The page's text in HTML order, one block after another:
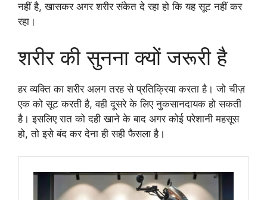
नहीं है, खासकर अगर शरीर संकेत दे रहा हो कि यह सूट नहीं कर
रहा।
शरीर की सुनना क्यों जरूरी है
हर व्यक्ति का शरीर अलग तरह से प्रतिक्रिया करता है। जो चीज़
एक को सूट करती है, वही दूसरे के लिए नुकसानदायक हो सकती
है। इसलिए रात को दही खाने के बाद अगर कोई परेशानी महसूस
हो, तो इसे बंद कर देना ही सही फैसला है।